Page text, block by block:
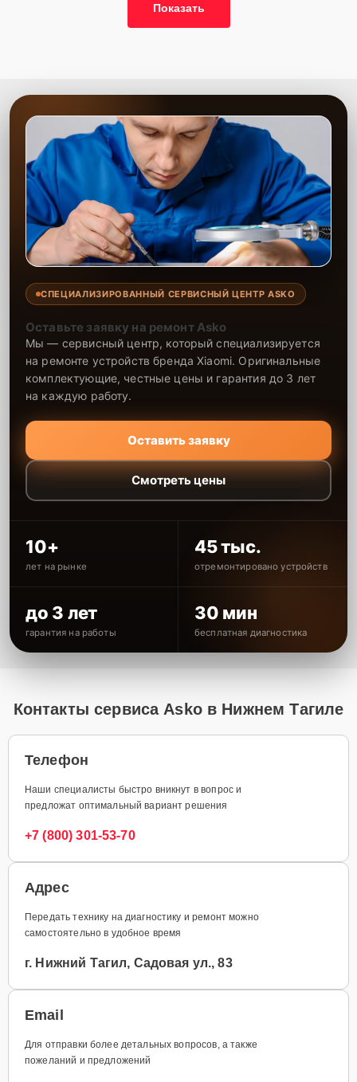
Показать
СПЕЦИАЛИЗИРОВАННЫЙ СЕРВИСНЫЙ ЦЕНТР ASKO
Оставьте заявку на ремонт Asko
Мы — сервисный центр, который специализируется
на ремонте устройств бренда Xiaomi. Оригинальные
комплектующие, честные цены и гарантия до 3 лет
на каждую работу.
Оставить заявку
Смотреть цены
10+
лет на рынке
45 тыс.
отремонтировано устройств
до 3 лет
гарантия на работы
30 мин
бесплатная диагностика
Контакты сервиса Asko в Нижнем Тагиле
Телефон
Наши специалисты быстро вникнут в вопрос и
предложат оптимальный вариант решения
+7 (800) 301-53-70
Адрес
Передать технику на диагностику и ремонт можно
самостоятельно в удобное время
г. Нижний Тагил, Садовая ул., 83
Email
Для отправки более детальных вопросов, а также
пожеланий и предложений